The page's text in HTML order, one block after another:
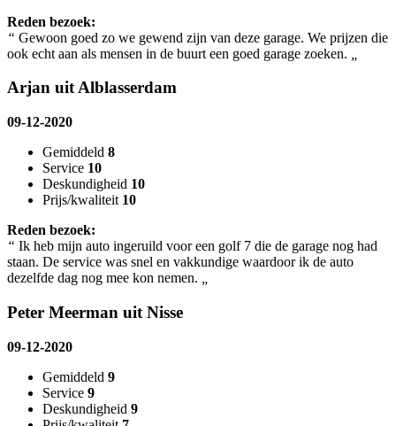
Reden bezoek:
“ Gewoon goed zo we gewend zijn van deze garage. We prijzen die
ook echt aan als mensen in de buurt een goed garage zoeken.
Arjan uit Alblasserdam
09-12-2020
Gemiddeld 8
Service 10
Deskundigheid 10
Prijs/kwaliteit 10
Reden bezoek:
“ Ik heb mijn auto ingeruild voor een golf 7 die de garage nog had
staan. De service was snel en vakkundige waardoor ik de auto
dezelfde dag nog mee kon nemen.
Peter Meerman uit Nisse
09-12-2020
Gemiddeld 9
Service 9
Deskundigheid 9